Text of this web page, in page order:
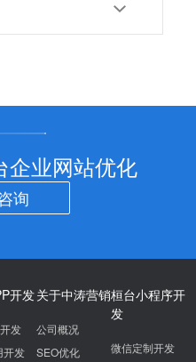
企业网站优化
询
开发
发
开发
关于中涛营销
公司概况
SEO优化
桓台小程序开
发
微信定制开发